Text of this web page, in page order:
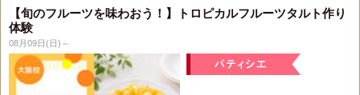
【旬のフルーツを味わおう！】トロピカルフルーツタルト作り
体験
08月09日(日)～